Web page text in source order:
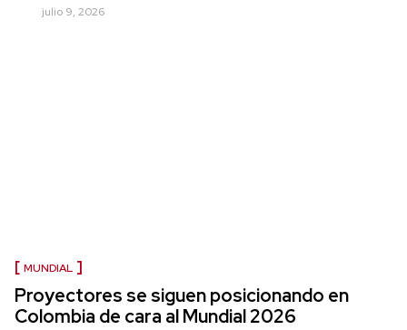
julio 9, 2026
MUNDIAL
Proyectores se siguen posicionando en
Colombia de cara al Mundial 2026